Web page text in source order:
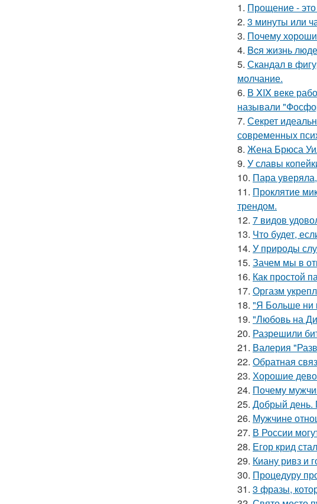
1. Прощение -
2. 3 минуты или
3. Почему
4. Bcя жизнь
5. Скандал в
молчание.
6. В XIX веке
называли
7. Секрет
современных
8. Жена Брюса
9. У славы
10. Пара
11. Проклятие
трендом.
12. 7 видов
13. Что будет,
14. У природы
15. Зачем мы в
16. Как простой
17. Оргазм
18. "Я Больше ни
19. "Любовь на
20. Разрешили
21. Валерия
22. Обратная
23. Хорошие
24. Почему
25. Добрый день.
26. Мужчине
27. В России
28. Егор крид
29. Киану ривз и
30. Процедуру
31. 3 фразы,